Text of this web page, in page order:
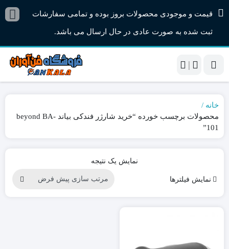
قیمت و موجودی محصولات بروز بوده و تمامی سفارشات
ثبت شده به صورت عادی در حال ارسال می باشد.
|
خانه
محصولات برچسب خورده “خرید شارژر فندکی بیاند beyond BA-
101”
نمایش یک نتیجه
نمایش فیلترها